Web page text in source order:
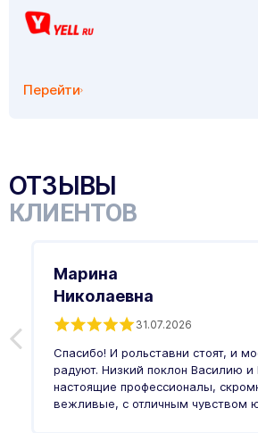
Перейти
ОТЗЫВЫ
КЛИЕНТОВ
Марина
Николаевна
31.07.2026
Спасибо! И рольставни стоят, и
радуют. Низкий поклон Василию и
настоящие профессионалы,
вежливые, с отличным чувством